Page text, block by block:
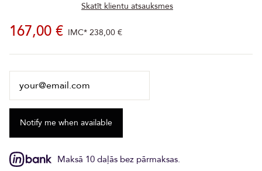
Skatīt klientu atsauksmes
167,00 € IMC* 238,00 €
Maksā 10 daļās bez pārmaksas.